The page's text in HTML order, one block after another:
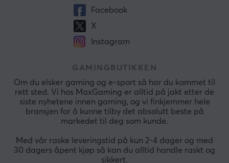
Facebook
X
Instagram
GAMINGBUTIKKEN
Om du elsker gaming og e-sport så har du kommet til
rett sted. Vi hos MaxGaming er alltid på jakt etter de
siste nyhetene innen gaming, og vi finkjemmer hele
bransjen for å kunne tilby det absolutt beste på
markedet til deg som kunde.
Med vår raske leveringstid på kun 2-4 dager og med
30 dagers åpent kjøp så kan du alltid handle raskt og
sikkert.